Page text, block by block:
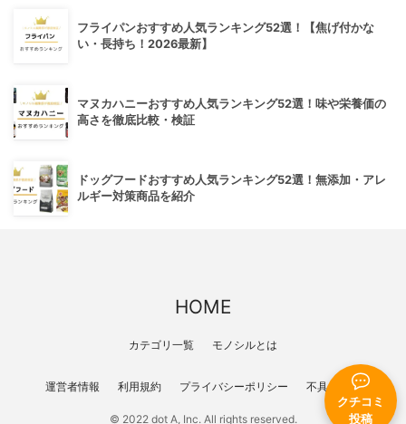
クチコミ
投稿
フライパンおすすめ人気ランキング52選！【焦げ付かな
い・長持ち！2026最新】
マヌカハニーおすすめ人気ランキング52選！味や栄養価の
高さを徹底比較・検証
ドッグフードおすすめ人気ランキング52選！無添加・アレ
ルギー対策商品を紹介
HOME
カテゴリ一覧 モノシルとは
運営者情報 利用規約 プライバシーポリシー 不具合報告
© 2022 dot A, Inc. All rights reserved.